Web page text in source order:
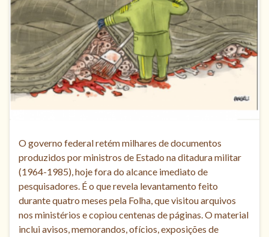
O governo federal retém milhares de documentos
produzidos por ministros de Estado na ditadura militar
(1964-1985), hoje fora do alcance imediato de
pesquisadores. É o que revela levantamento feito
durante quatro meses pela Folha, que visitou arquivos
nos ministérios e copiou centenas de páginas. O material
inclui avisos, memorandos, ofícios, exposições de